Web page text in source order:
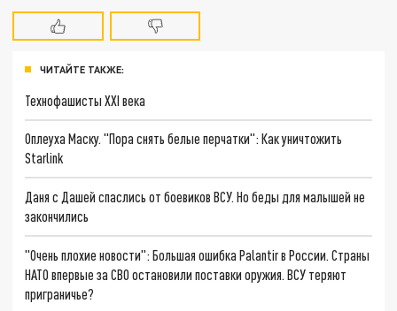
ЧИТАЙТЕ ТАКЖЕ:
Технофашисты XXI века
Оплеуха Маску. "Пора снять белые перчатки": Как уничтожить
Starlink
Даня с Дашей спаслись от боевиков ВСУ. Но беды для малышей не
закончились
"Очень плохие новости": Большая ошибка Palantir в России. Страны
НАТО впервые за СВО остановили поставки оружия. ВСУ теряют
приграничье?